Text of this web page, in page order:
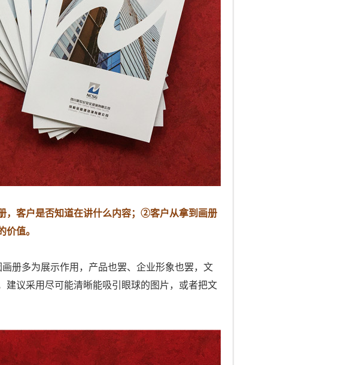
客户是否知道在讲什么内容；②客户从拿到画册
值。
册多为展示作用，产品也罢、企业形象也罢，文
议采用尽可能清晰能吸引眼球的图片，或者把文